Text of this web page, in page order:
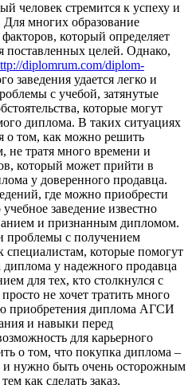
стремится к успеху и
многих образование
который определяет
поставленных целей. Однако,
diplomrum.com/diplom-
заведения удается легко и
с учебой, затянутые
которые могут
диплома. В таких ситуациях
о том, как можно решить
не тратя много времени и
который может прийти в
у доверенного продавца.
где можно приобрести
заведение известно
и признанным дипломом.
проблемы с получением
специалистам, которые помогут
у надежного продавца
для тех, кто столкнулся с
не хочет тратить много
приобретения диплома АГСИ
и навыки перед
для карьерного
о том, что покупка диплома –
и нужно быть очень осторожным
как сделать заказ,